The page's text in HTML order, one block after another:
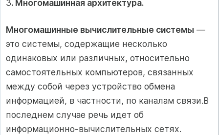
3. Многомашинная архитектура.
Многомашинные вычислительные системы —
это системы, содержащие несколько
одинаковых или различных, относительно
самостоятельных компьютеров, связанных
между собой через устройство обмена
информацией, в частности, по каналам связи.В
последнем случае речь идет об
информационно-вычислительных сетях.